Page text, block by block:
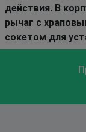
действия. В
рычаг с
сокетом для